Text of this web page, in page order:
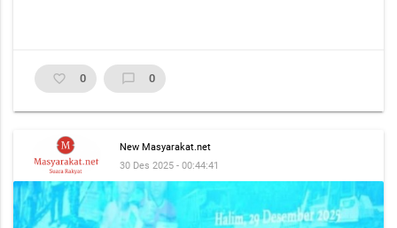
favorite_border 0 chat_bubble_outline 0
New Masyarakat.net
30 Des 2025 - 00:44:41